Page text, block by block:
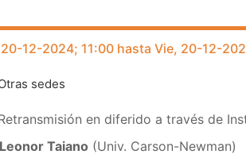
12-2024; 11:00 hasta Vie, 20-12-
sedes
en diferido a través de
Leonor Taiano (Univ. Carson-Newman)